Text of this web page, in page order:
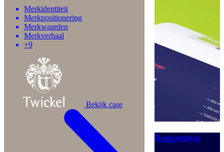
Merkidentiteit
Merkpositionering
Merkwaarden
Merkverhaal
+9
Bekijk case
Reggesteyn